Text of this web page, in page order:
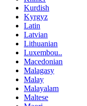
Kurdish
Kyrgyz
Latin
Latvian
Lithuanian
Luxembou..
Macedonian
Malagasy
Malay
Malayalam
Maltese